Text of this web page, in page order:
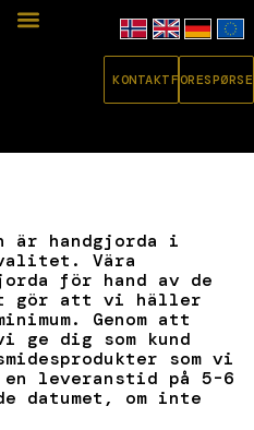
KONTAKT
är handgjorda i
Vära
för hand av de
gör att vi häller
Genom att
ge dig som kund
som vi
leveranstid på 5-6
datumet, om inte